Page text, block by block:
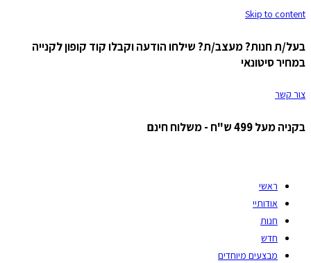
Skip to content
בעל/ת חנות? מעצב/ת? שילחו הודעה וקבלו קוד קופון לקנייה
במחיר סיטונאי
צור קשר
בקניה מעל 499 ש"ח - משלוח חינם
ראשי
אודותיי
חנות
חדש
מבצעים מיוחדים